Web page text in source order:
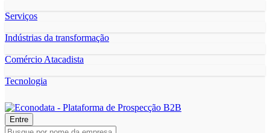
Serviços
Indústrias da transformação
Comércio Atacadista
Tecnologia
Entre